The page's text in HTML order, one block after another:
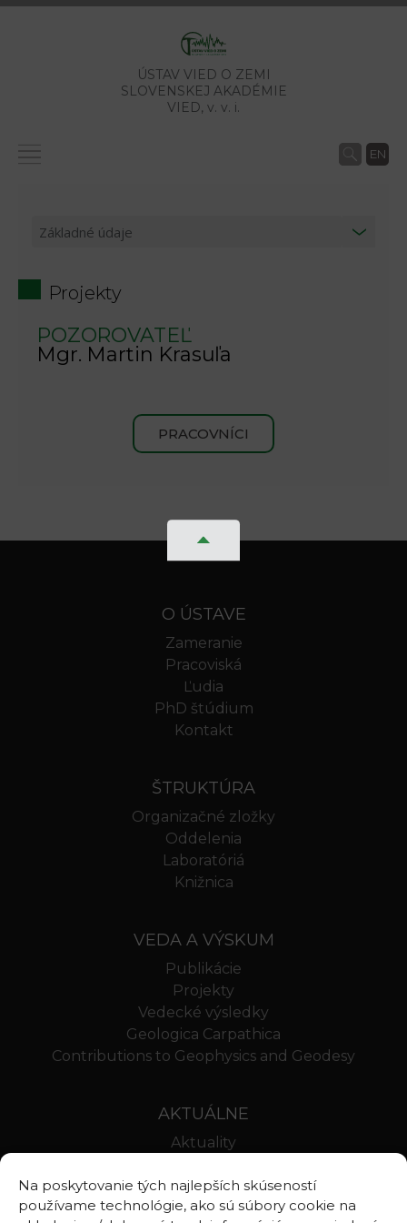
Na poskytovanie tých najlepších skúseností
používame technológie, ako sú súbory cookie na
ÚSTAV VIED O ZEMI
SLOVENSKEJ AKADÉMIE
VIED, v. v. i.
EN
Projekty
POZOROVATEĽ
Mgr. Martin Krasuľa
PRACOVNÍCI
O ÚSTAVE
Zameranie
Pracoviská
Ľudia
PhD štúdium
Kontakt
ŠTRUKTÚRA
Organizačné zložky
Oddelenia
Laboratóriá
Knižnica
VEDA A VÝSKUM
Publikácie
Projekty
Vedecké výsledky
Geologica Carpathica
Contributions to Geophysics and Geodesy
AKTUÁLNE
Aktuality
Stravovanie SAV
Webmail BA